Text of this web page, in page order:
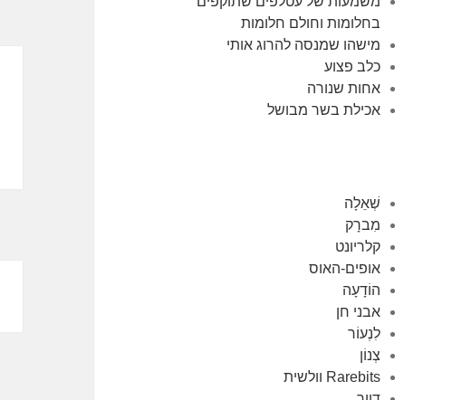
בחלומות וחולם חלומות
מישהו שמנסה להרוג אותי
כלב פצוע
אחות שנורה
אכילת בשר מבושל
שְׁאֵלָה
מִברָק
קלריונט
אופים-האוס
הוֹדָעָה
אבני חן
לִנְעוֹר
צְנוֹן
Rarebits וולשית